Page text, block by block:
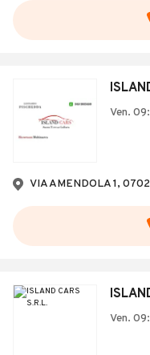
Ven.
VIA AMENDOLA 1,
Ven.